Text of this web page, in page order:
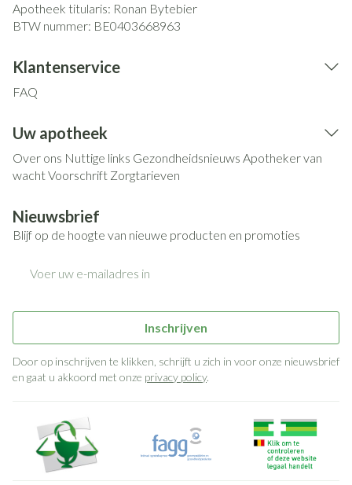
Apotheek titularis: Ronan Bytebier
BTW nummer: BE0403668963
Klantenservice
FAQ
Uw apotheek
Over ons Nuttige links Gezondheidsnieuws Apotheker van
wachtVoorschrift Zorgtarieven
Nieuwsbrief
Blijf op de hoogte van nieuwe producten en promoties
Inschrijven
Door op inschrijven te klikken, schrijft u zich in voor onze nieuwsbrief
en gaat u akkoord met onze privacy policy.